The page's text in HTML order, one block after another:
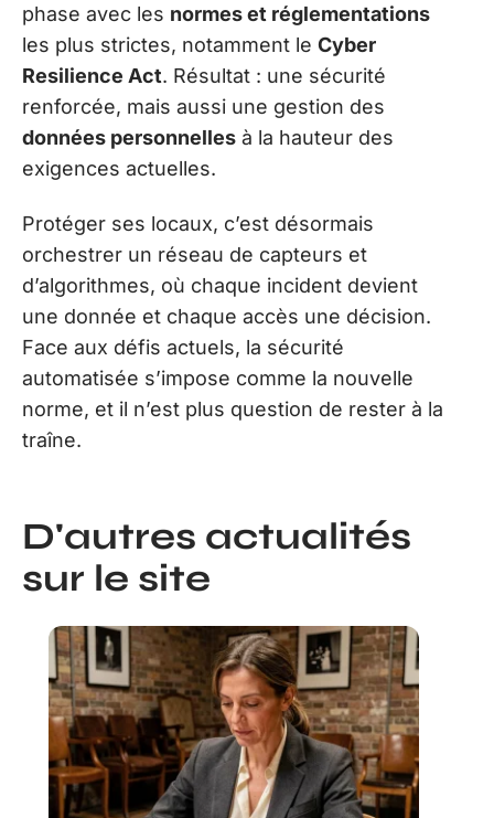
phase avec les normes et réglementations
les plus strictes, notamment le Cyber
Resilience Act. Résultat : une sécurité
renforcée, mais aussi une gestion des
données personnelles à la hauteur des
exigences actuelles.
Protéger ses locaux, c’est désormais
orchestrer un réseau de capteurs et
d’algorithmes, où chaque incident devient
une donnée et chaque accès une décision.
Face aux défis actuels, la sécurité
automatisée s’impose comme la nouvelle
norme, et il n’est plus question de rester à la
traîne.
D'autres actualités
sur le site